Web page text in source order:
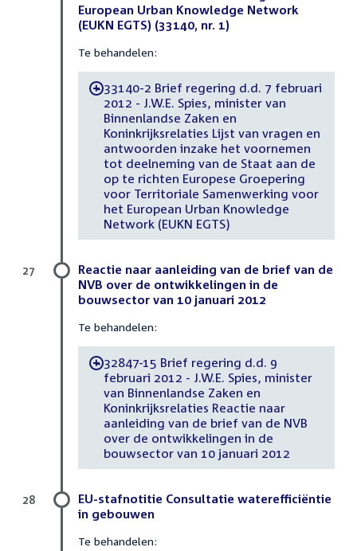
European Urban Knowledge Network
(EUKN EGTS) (33140, nr. 1)
Te behandelen:
-33140-2 Brief regering d.d. 7 februari
2012 - J.W.E. Spies, minister van
Binnenlandse Zaken en
Koninkrijksrelaties Lijst van vragen en
antwoorden inzake het voornemen
tot deelneming van de Staat aan de
op te richten Europese Groepering
voor Territoriale Samenwerking voor
het European Urban Knowledge
Network (EUKN EGTS)
Reactie naar aanleiding van de brief van de
NVB over de ontwikkelingen in de
bouwsector van 10 januari 2012
Te behandelen:
-32847-15 Brief regering d.d. 9
februari 2012 - J.W.E. Spies, minister
van Binnenlandse Zaken en
Koninkrijksrelaties Reactie naar
aanleiding van de brief van de NVB
over de ontwikkelingen in de
bouwsector van 10 januari 2012
27
EU-stafnotitie Consultatie waterefficiëntie
in gebouwen
Te behandelen:
28